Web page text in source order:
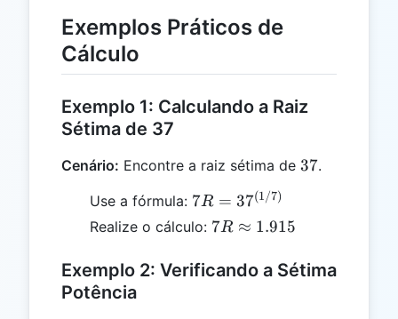
Exemplos Práticos de
Cálculo
Exemplo 1: Calculando a Raiz
Sétima de 37
Cenário: Encontre a raiz sétima de 37
37.
Use a fórmula: 7R =
37^{(1/7)}
7R = 37(1/7)
Realize o cálculo: 7R
1.915
7R ≈ 1.915
Exemplo 2: Verificando a Sétima
Potência